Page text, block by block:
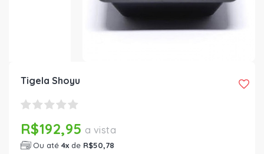
Tigela Shoyu
R$192,95 a vista
Ou até 4x de R$50,78